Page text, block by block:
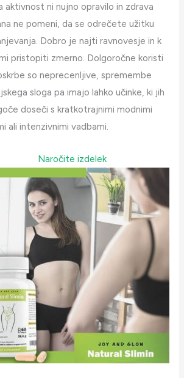
aktivnost ni nujno opravilo in zdrava
ne pomeni, da se odrečete užitku
Dobro je najti ravnovesje in k
pristopiti zmerno. Dolgoročne koristi
so neprecenljive, spremembe
sloga pa imajo lahko učinke, ki jih
doseči s kratkotrajnimi modnimi
ali intenzivnimi vadbami.
Naročite izdelek